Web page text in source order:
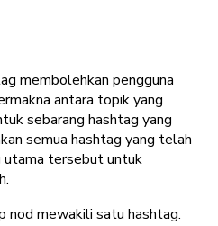
membolehkan pengguna
antara topik yang
sebarang hashtag yang
semua hashtag yang telah
utama tersebut untuk
nod mewakili satu hashtag.